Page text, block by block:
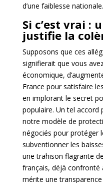
d’une faiblesse nationale.
Si c’est vrai :
justifie la
Supposons que ces
signifierait que vous
économique,
France pour satisfaire
en implorant le secret
populaire. Un tel
notre modèle de
négociés pour protéger
subventionner les
une trahison flagrante
français, déjà confronté
mérite une transparence